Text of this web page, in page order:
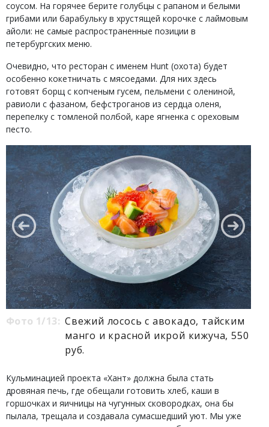
соусом. На горячее берите голубцы с рапаном и белыми
грибами или барабульку в хрустящей корочке с лаймовым
айоли: не самые распространенные позиции в
петербургских меню.
Очевидно, что ресторан с именем Hunt (охота) будет
особенно кокетничать с мясоедами. Для них здесь
готовят борщ с копченым гусем, пельмени с олениной,
равиоли с фазаном, бефстроганов из сердца оленя,
перепелку с томленой полбой, каре ягненка с ореховым
песто.
Фото 1/13: Свежий лосось с авокадо, тайским
манго и красной икрой кижуча, 550
руб.
Кульминацией проекта «Хант» должна была стать
дровяная печь, где обещали готовить хлеб, каши в
горшочках и яичницы на чугунных сковородках, она бы
пылала, трещала и создавала сумасшедший уют. Мы уже